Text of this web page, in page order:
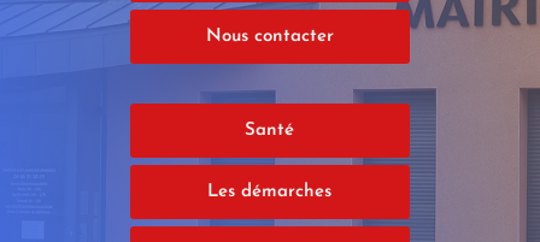
Nous contacter
Santé
Les démarches